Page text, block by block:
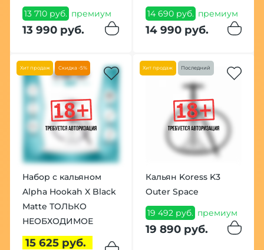
13 710 руб. премиум
13 990 руб.
14 690 руб. премиум
14 990 руб.
Хит продаж Скидка -5%
Набор с кальяном
Alpha Hookah X Black
Matte ТОЛЬКО
НЕОБХОДИМОЕ
15 625 руб.
Хит продаж Последний
Кальян Koress K3
Outer Space
19 492 руб. премиум
19 890 руб.